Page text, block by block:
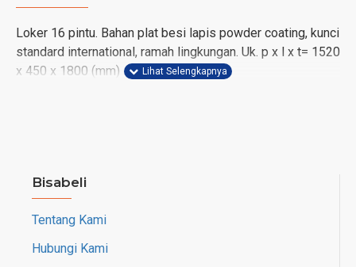
Loker 16 pintu. Bahan plat besi lapis powder coating, kunci
standard international, ramah lingkungan. Uk. p x l x t= 1520
x 450 x 1800 (mm)
Bisabeli
Tentang Kami
Hubungi Kami